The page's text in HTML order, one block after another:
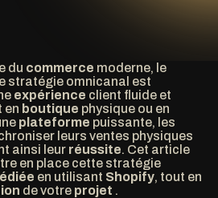
du commerce moderne, le
stratégie omnicanal est
expérience client fluide et
en boutique physique ou en
plateforme puissante, les
leurs ventes physiques
ainsi leur réussite. Cet article
en place cette stratégie
en utilisant Shopify, tout en
de votre projet .